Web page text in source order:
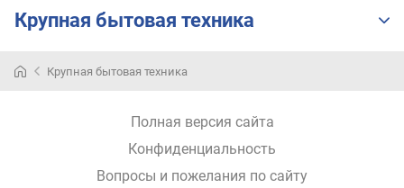
и
е
Крупная бытовая техника
Крупная бытовая техника
Полная версия сайта
Конфиденциальность
Вопросы и пожелания по сайту